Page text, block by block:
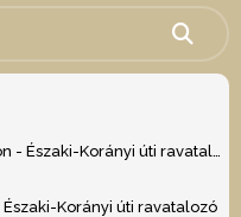
Szántó Gábor Áron - Északi-Korányi úti ravatalozó
Korányi úti ravatalozó